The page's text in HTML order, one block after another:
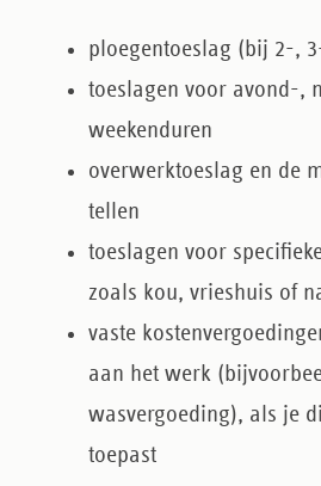
ploegentoeslag (bij 2-,
toeslagen voor avond-,
weekenduren
overwerktoeslag en de
tellen
toeslagen voor
zoals kou, vrieshuis of
vaste
aan het werk
wasvergoeding), als je
toepast